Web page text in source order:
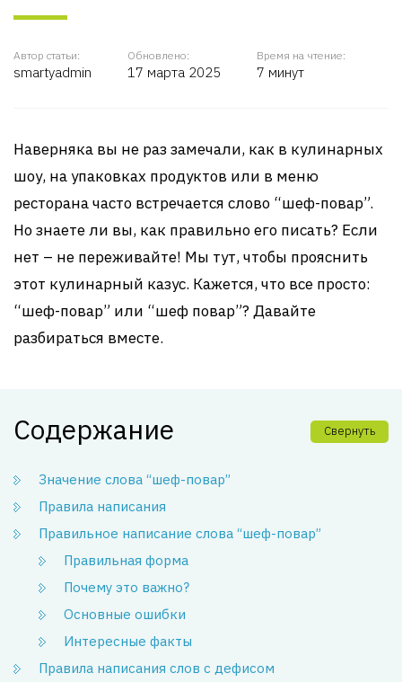
Автор статьи:
smartyadmin
Обновлено:
17 марта 2025
Время на чтение:
7 минут
Наверняка вы не раз замечали, как в кулинарных
шоу, на упаковках продуктов или в меню
ресторана часто встречается слово “шеф-повар”.
Но знаете ли вы, как правильно его писать? Если
нет – не переживайте! Мы тут, чтобы прояснить
этот кулинарный казус. Кажется, что все просто:
“шеф-повар” или “шеф повар”? Давайте
разбираться вместе.
Содержание Свернуть
Значение слова “шеф-повар”
Правила написания
Правильное написание слова “шеф-повар”
Правильная форма
Почему это важно?
Основные ошибки
Интересные факты
Правила написания слов с дефисом